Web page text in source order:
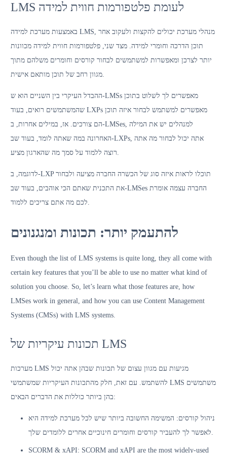
LMS לעומת פלטפורמות חווית למידה
באמצעות מערכת למידה LMS, מנהלי מערכת יכולים להקצות ולעקוב אחר
תוכן הדרכה וחומרי למידה. מצד שני, פלטפורמות חווית למידה מכוונות
יותר לצרכן ומאפשרות למשתמשים לבחור קורסים וחומרים משלהם מתוך
מגוון רחב של תוכן מותאם אישית.
ההבדל העיקרי בין השניים הוא ש-LMSs מאפשרים לך לשלוט בתוכן
שהמשתמשים רואים, בעוד LXPs מאפשרים למשתמש לבחור איזה תוכן
הם צורכים. אז, במילים אחרות, ב-LMSes, למנהלים יש את המילה
האחרונה במה שאתה לומד, בעוד שב-LXPs, אתה יכול לבחור מה אתה
רוצה ללמוד על סמך מה שהארגון מציע.
לדוגמה, ב-LXP תוכלו לראות איזה סוג של הכשרה החברה מציעה ולבחור
את התכנית שאתם הכי אוהבים, בעוד שב-LMSes החברה עצמה אומרת
לכם מה אתם צריכים ללמוד.
להתעמק יותר: תכונות ומנגנונים
Even though the list of LMS systems is quite long, they all come with
certain key features that you’ll be able to use no matter what kind of
solution you choose. So, let’s learn what those features are, how
LMSes work in general, and how you can use Content Management
Systems (CMSs) with LMS systems.
תכונות עיקריות של LMS
מערכות LMS מגיעות עם מגוון עצום של תכונות שבהן אתה יכול
להשתמש. עם זאת, חלק מהתכונות העיקריות שמשתמשי LMS משתמשים
בהן ביותר כוללות את הדברים הבאים:
ניהול קורסים: המשימה החשובה ביותר שיש לכל מערכת למידה היא
לאפשר לך להעביר קורסים וחומרים חינוכיים אחרים ללומדים שלך.
SCORM & xAPI: SCORM and xAPI are the most widely-used